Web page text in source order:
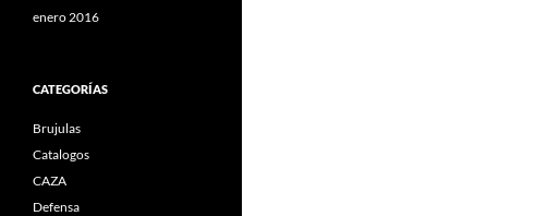
enero 2016
CATEGORÍAS
Brujulas
Catalogos
CAZA
Defensa